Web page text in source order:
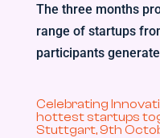
The three months
range of startups
participants
Celebrating
hottest startups
Stuttgart, 9th